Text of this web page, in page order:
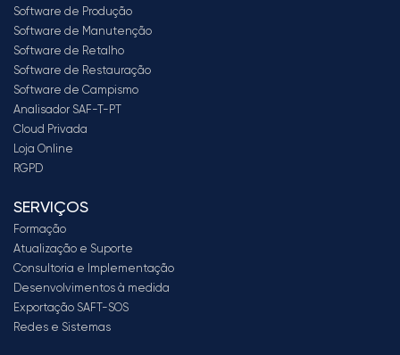
Software de Produção
Software de Manutenção
Software de Retalho
Software de Restauração
Software de Campismo
Analisador SAF-T-PT
Cloud Privada
Loja Online
RGPD
SERVIÇOS
Formação
Atualização e Suporte
Consultoria e Implementação
Desenvolvimentos à medida
Exportação SAFT-SOS
Redes e Sistemas